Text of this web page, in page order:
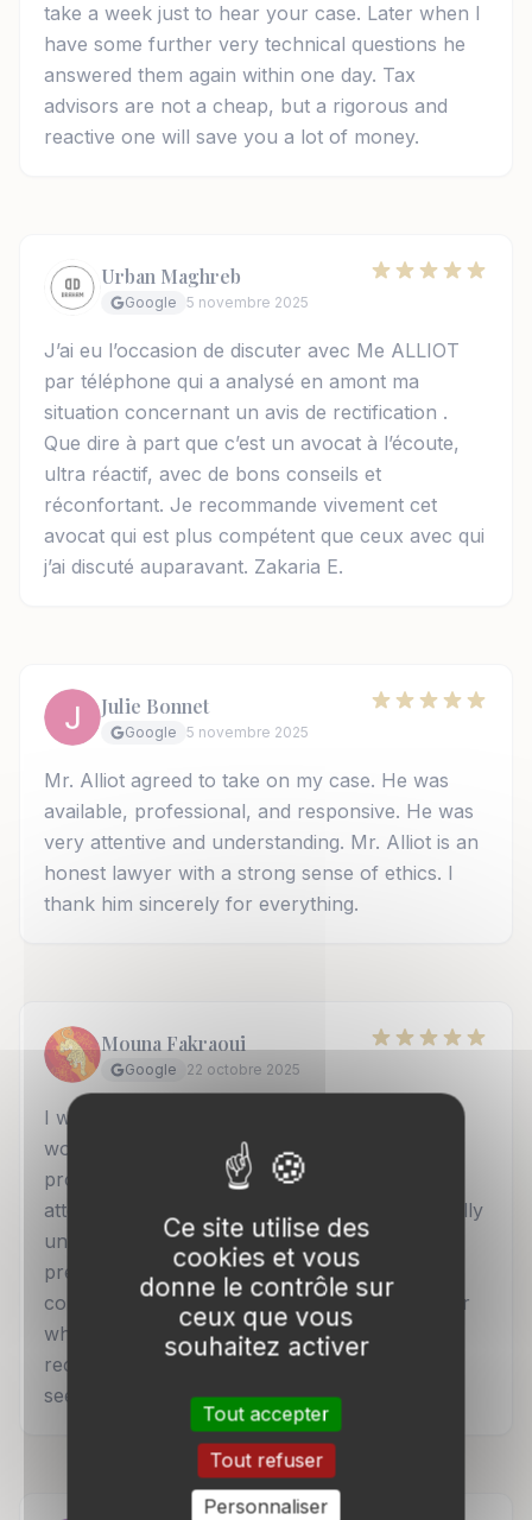
take a week just to hear your case. Later when I
have some further very technical questions he
answered them again within one day. Tax
advisors are not a cheap, but a rigorous and
reactive one will save you a lot of money.
Urban Maghreb
Google 5 novembre 2025
J’ai eu l’occasion de discuter avec Me ALLIOT
par téléphone qui a analysé en amont ma
situation concernant un avis de rectification .
Que dire à part que c’est un avocat à l’écoute,
ultra réactif, avec de bons conseils et
réconfortant. Je recommande vivement cet
avocat qui est plus compétent que ceux avec qui
j’ai discuté auparavant. Zakaria E.
Julie Bonnet
Google 5 novembre 2025
Mr. Alliot agreed to take on my case. He was
available, professional, and responsive. He was
very attentive and understanding. Mr. Alliot is an
honest lawyer with a strong sense of ethics. I
thank him sincerely for everything.
Mouna Fakraoui
Google 22 octobre 2025
I was received by Maître Raphaël Alliot and I
would like to emphasize his excellent
professionalism. He welcomed me with great
attentiveness and kindness, took the time to fully
understand my situation, and gave me clear,
precise, and effective advice. He is a highly
competent, responsive, and personable lawyer
who immediately inspires confidence. I highly
recommend Maître Raphaël Alliot to anyone
seeking a true professional in tax law.
Ce site utilise des
cookies et vous
donne le contrôle sur
ceux que vous
souhaitez activer
Tout accepter
Tout refuser
Personnaliser